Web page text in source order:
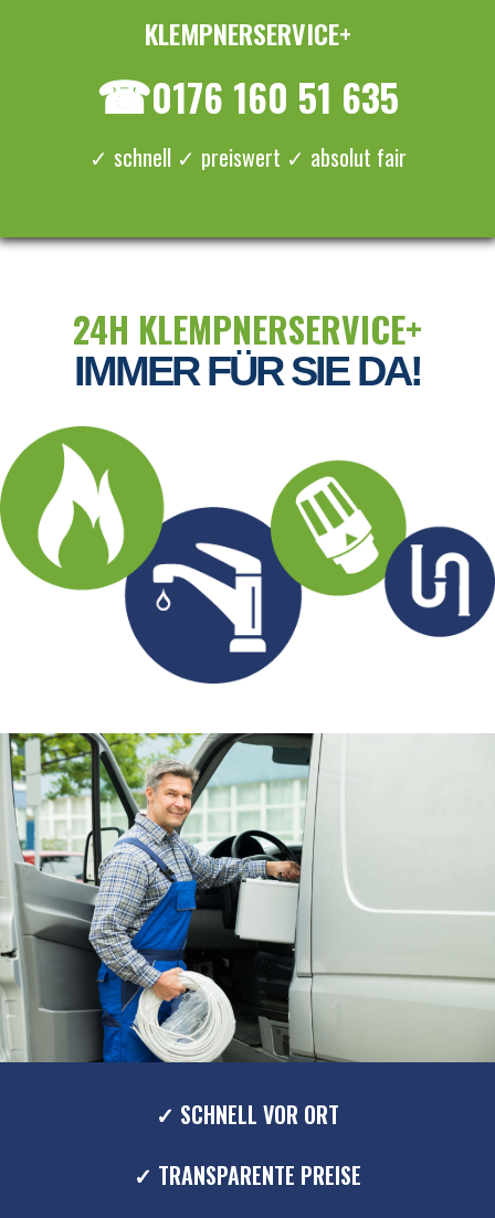
KLEMPNERSERVICE+
☎0176 160 51 635
✓ schnell ✓ preiswert ✓ absolut fair
24H KLEMPNERSERVICE+
IMMER FÜR SIE DA!
✓ SCHNELL VOR ORT
✓ TRANSPARENTE PREISE